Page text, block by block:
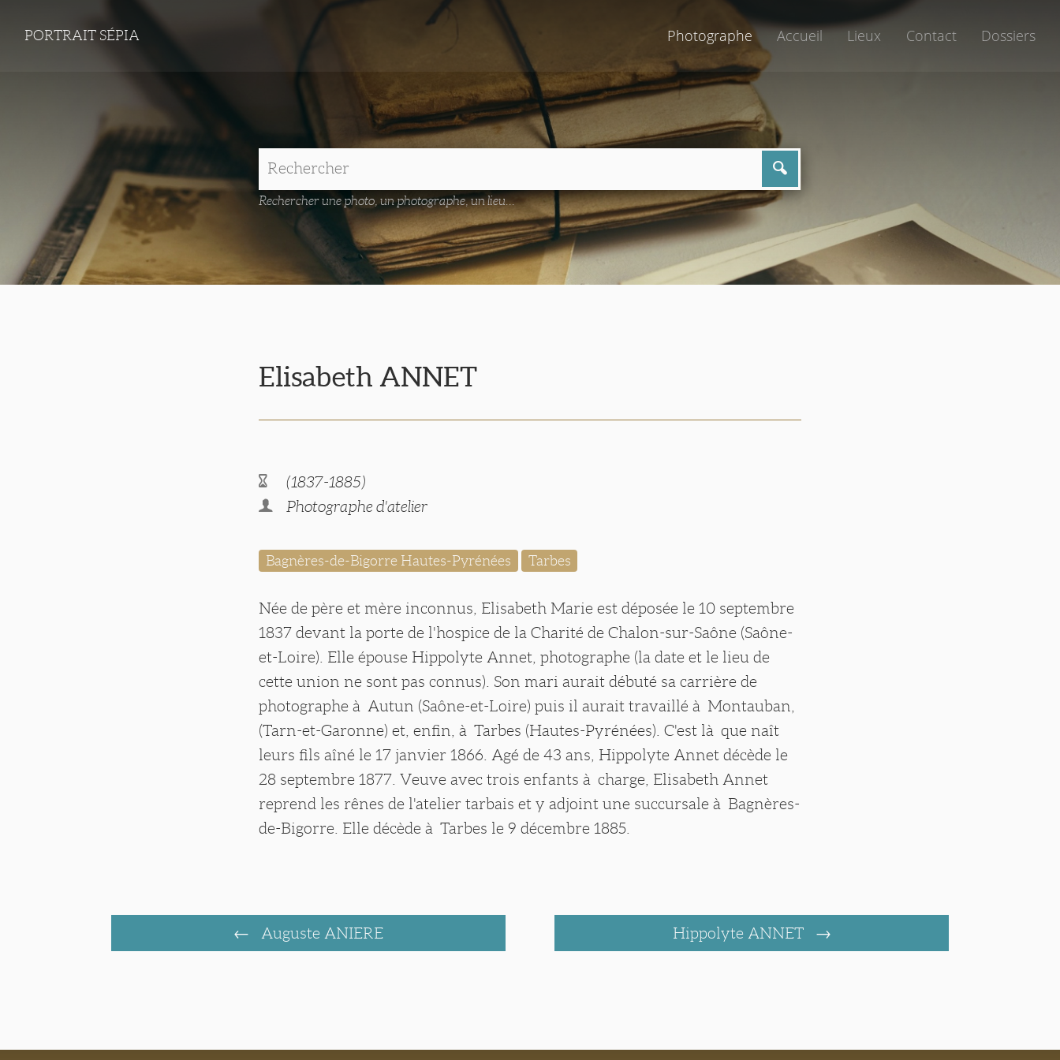
PORTRAIT SÉPIA Photographe Accueil Lieux Contact Dossiers
Rechercher une photo, un photographe, un lieu...
Elisabeth ANNET
(1837-1885)
Photographe d'atelier
Bagnères-de-Bigorre Hautes-Pyrénées Tarbes
Née de père et mère inconnus, Elisabeth Marie est déposée le 10 septembre
1837 devant la porte de l'hospice de la Charité de Chalon-sur-Saône (Saône-
et-Loire). Elle épouse Hippolyte Annet, photographe (la date et le lieu de
cette union ne sont pas connus). Son mari aurait débuté sa carrière de
photographe à Autun (Saône-et-Loire) puis il aurait travaillé à Montauban,
(Tarn-et-Garonne) et, enfin, à Tarbes (Hautes-Pyrénées). C'est là que naît
leurs fils aîné le 17 janvier 1866. Agé de 43 ans, Hippolyte Annet décède le
28 septembre 1877. Veuve avec trois enfants à charge, Elisabeth Annet
reprend les rênes de l'atelier tarbais et y adjoint une succursale à Bagnères-
de-Bigorre. Elle décède à Tarbes le 9 décembre 1885.
Auguste ANIERE Hippolyte ANNET